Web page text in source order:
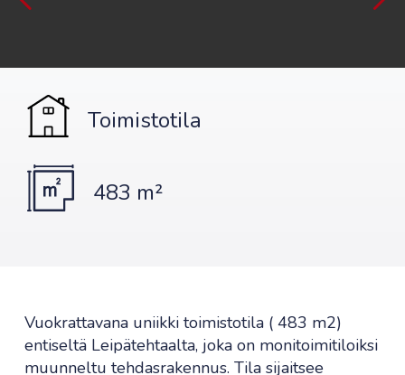
Toimistotila
483 m²
Vuokrattavana uniikki toimistotila ( 483 m2)
entiseltä Leipätehtaalta, joka on monitoimitiloiksi
muunneltu tehdasrakennus. Tila sijaitsee